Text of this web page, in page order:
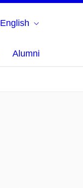
English
Alumni